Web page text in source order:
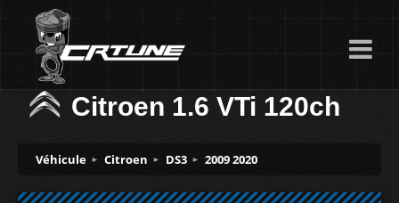
Citroen 1.6 VTi 120ch
Véhicule Citroen DS3 2009 2020